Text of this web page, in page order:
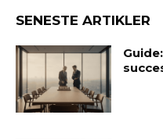
SENESTE ARTIKLER